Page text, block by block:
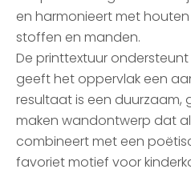
en harmonieert met
stoffen en manden.
De printtextuur
geeft het oppervlak een
resultaat is een duurzaam,
maken wandontwerp dat
combineert met een
favoriet motief voor